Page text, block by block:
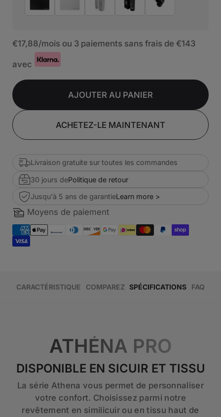
€17,88/mois ou 3 paiements sans frais de €143
avec
AJOUTER AU PANIER
ACHETEZ-LE MAINTENANT
Livraison gratuite sur toutes les commandes
30 jours dePolitique de retour
Jusqu'à 5 ans de garantieLearn more >
Moyens de paiement
CARACTÉRISTIQUE COMPAREZ SPÉCIFICATIONS FAQ
ATHÉNA PRO
DISPONIBLE EN SICUIR ET TISSU
La série Athena vous permet de personnaliser
votre confort. Choisissez parmi notre
revêtement en similicuir ou en tissu haut de